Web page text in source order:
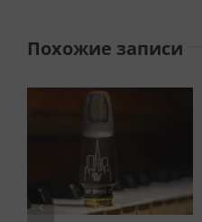
Похожие записи